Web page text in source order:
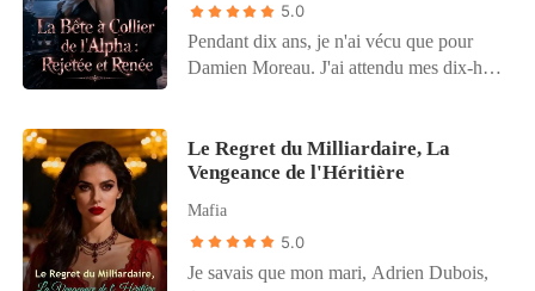
5.0
Pendant dix ans, je n'ai vécu que pour
Damien Moreau. J'ai attendu mes dix-huit
Mais quand le jour est enfin arrivé, il ne
m'a pas réclamée. À la place, il a ramené
Luna », a-t-il annoncé à la meute, brisant
mon cœur en mille morceaux devant tout
Le Regret du Milliardaire, La
Vengeance de l'Héritière
Mafia
5.0
Je savais que mon mari, Adrien Dubois,